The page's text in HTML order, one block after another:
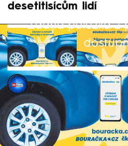
desetitisícům lidí
Žádná položka z
CNN Prima NEWS
2. čvn 2026, 11:23
Stala se vám nehoda a
rychle a bez stresu?
nehodě můžete vyřídit